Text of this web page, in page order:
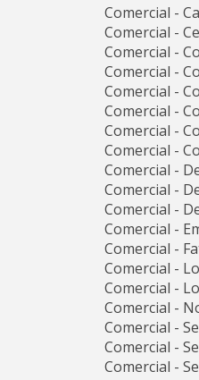
Comercial -
Comercial -
Comercial -
Comercial -
Comercial -
Comercial -
Comercial -
Comercial -
Comercial -
Comercial -
Comercial -
Comercial -
Comercial -
Comercial -
Comercial -
Comercial -
Comercial -
Comercial -
Comercial -